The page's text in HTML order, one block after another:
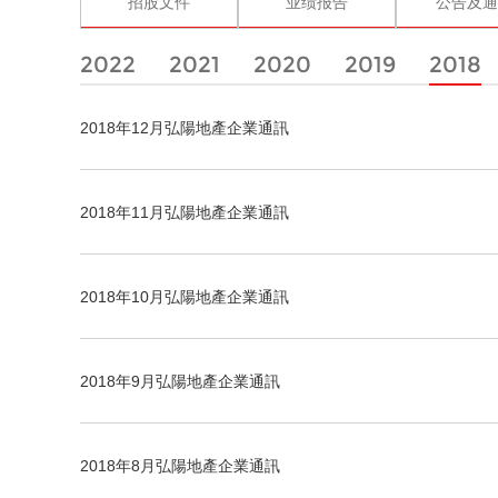
2022 2021 2020 2019 2018
2018年12月弘陽地產企業通訊
2018年11月弘陽地產企業通訊
2018年10月弘陽地產企業通訊
2018年9月弘陽地產企業通訊
2018年8月弘陽地產企業通訊